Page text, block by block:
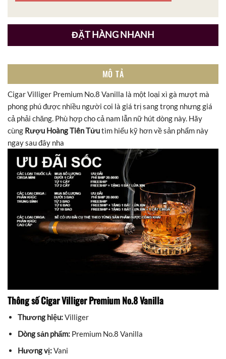
ĐẶT HÀNG NHANH
MÔ TẢ
Cigar Villiger Premium No.8 Vanilla là một loại xì gà mượt mà
phong phú được nhiều người coi là giá trị sang trọng nhưng giá
cả phải chăng. Phù hợp cho cả nam lẫn nữ hút dòng này. Hãy
cùng Rượu Hoàng Tiên Tửutìm hiểu kỹ hơn về sản phẩm này
ngay sau đây nha
Thông số Cigar Villiger Premium No.8 Vanilla
Thương hiệu:Villiger
Dòng sản phẩm:Premium No.8 Vanilla
Hương vị:Vani